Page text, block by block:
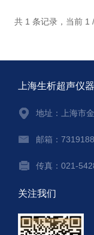
共 1 条记录，当前
上海生析超声仪
地址：上海市
邮箱：
传真：021-
关注我们